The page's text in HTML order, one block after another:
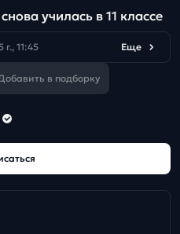
училась в 11 классе
11:45 Еще
в подборку